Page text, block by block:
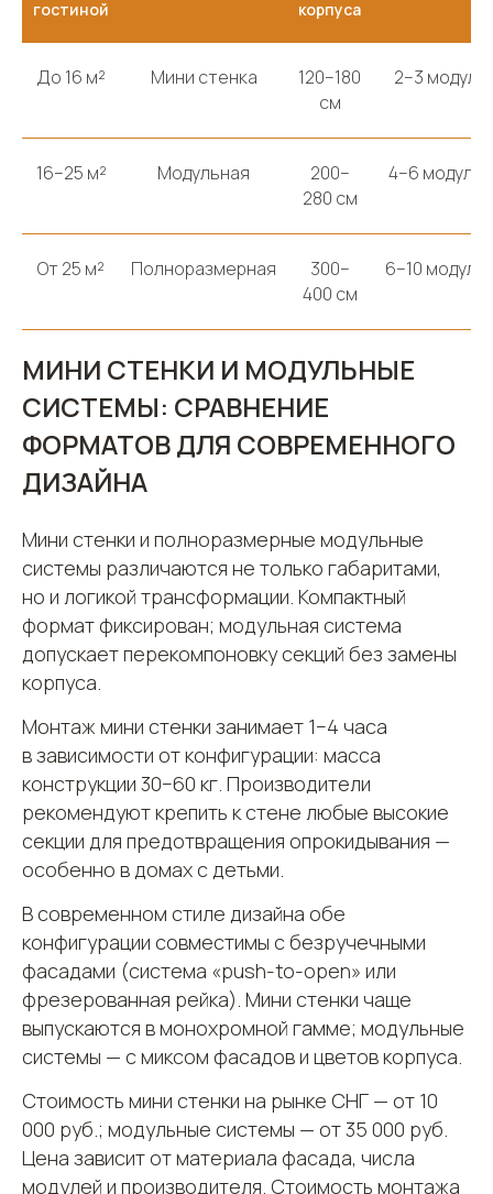
гостиной корпуса
До 16 м² Мини стенка
120–180
см
2–3 модуля
16–25 м² Модульная
200–
280 см
4–6 модулей
От 25 м² Полноразмерная
300–
400 см
6–10
МИНИ СТЕНКИ И МОДУЛЬНЫЕ
СИСТЕМЫ: СРАВНЕНИЕ
ФОРМАТОВ ДЛЯ СОВРЕМЕННОГО
ДИЗАЙНА
Мини стенки и полноразмерные модульные
системы различаются не только габаритами,
но и логикой трансформации. Компактный
формат фиксирован; модульная система
допускает перекомпоновку секций без замены
корпуса.
Монтаж мини стенки занимает 1−4 часа
в зависимости от конфигурации: масса
конструкции 30−60 кг. Производители
рекомендуют крепить к стене любые высокие
секции для предотвращения опрокидывания —
особенно в домах с детьми.
В современном стиле дизайна обе
конфигурации совместимы с безручечными
фасадами (система «push-to-open» или
фрезерованная рейка). Мини стенки чаще
выпускаются в монохромной гамме; модульные
системы — с миксом фасадов и цветов корпуса.
Стоимость мини стенки на рынке СНГ — от 10
000 руб.; модульные системы — от 35 000 руб.
Цена зависит от материала фасада, числа
модулей и производителя. Стоимость монтажа